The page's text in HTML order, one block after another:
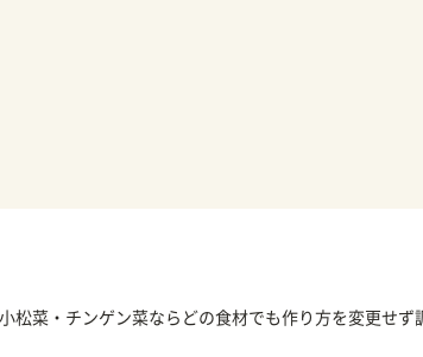
松菜・チンゲン菜ならどの食材でも作り方を変更せず